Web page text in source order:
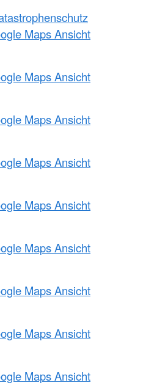
Maps Ansicht
Maps Ansicht
Maps Ansicht
Maps Ansicht
Maps Ansicht
Maps Ansicht
Maps Ansicht
Maps Ansicht
Maps Ansicht